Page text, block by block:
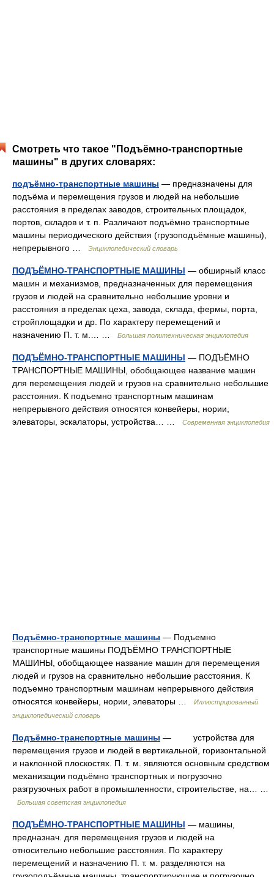
Смотреть что такое "Подъёмно-транспортные
машины" в других словарях:
подъёмно-транспортные машины — предназначены для
подъёма и перемещения грузов и людей на небольшие
расстояния в пределах заводов, строительных площадок,
портов, складов и т. п. Различают подъёмно транспортные
машины периодического действия (грузоподъёмные машины),
непрерывного …
Энциклопедический словарь
ПОДЪЁМНО-ТРАНСПОРТНЫЕ МАШИНЫ — обширный класс
машин и механизмов, предназначенных для перемещения
грузов и людей на сравнительно небольшие уровни и
расстояния в пределах цеха, завода, склада, фермы, порта,
стройплощадки и др. По характеру перемещений и
назначению П. т. м.… …
Большая политехническая энциклопедия
ПОДЪЁМНО-ТРАНСПОРТНЫЕ МАШИНЫ — ПОДЪЁМНО
ТРАНСПОРТНЫЕ МАШИНЫ, обобщающее название машин
для перемещения людей и грузов на сравнительно небольшие
расстояния. К подъемно транспортным машинам
непрерывного действия относятся конвейеры, нории,
элеваторы, эскалаторы, устройства… …
Современная энциклопедия
Подъёмно-транспортные машины — Подъемно
транспортные машины ПОДЪЁМНО ТРАНСПОРТНЫЕ
МАШИНЫ, обобщающее название машин для перемещения
людей и грузов на сравнительно небольшие расстояния. К
подъемно транспортным машинам непрерывного действия
относятся конвейеры, нории, элеваторы …
Иллюстрированный
энциклопедический словарь
Подъёмно-транспортные машины — устройства для
перемещения грузов и людей в вертикальной, горизонтальной
и наклонной плоскостях. П. т. м. являются основным средством
механизации подъёмно транспортных и погрузочно
разгрузочных работ в промышленности, строительстве, на… …
Большая советская энциклопедия
ПОДЪЁМНО-ТРАНСПОРТНЫЕ МАШИНЫ — машины,
предназнач. для перемещения грузов и людей на
относительно небольшие расстояния. По характеру
перемещений и назначению П. т. м. разделяются на